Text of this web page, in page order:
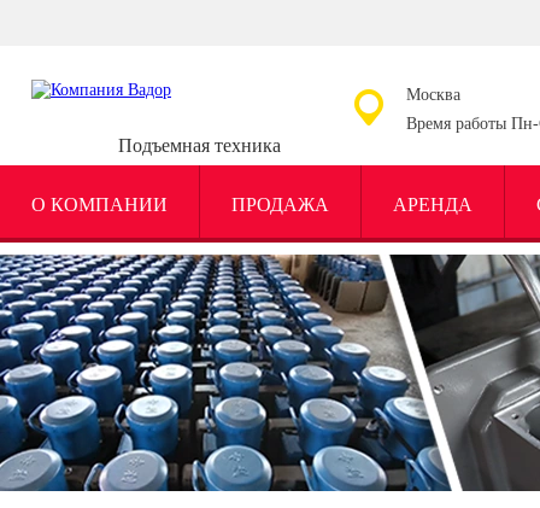
Подъемная техника
Москва
Время работы
О КОМПАНИИ ПРОДАЖА АРЕНДА